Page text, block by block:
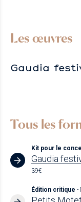
Les œuvres
Gaudia
Tous les
Kit pour le
Gaudia
39€
Édition critique -